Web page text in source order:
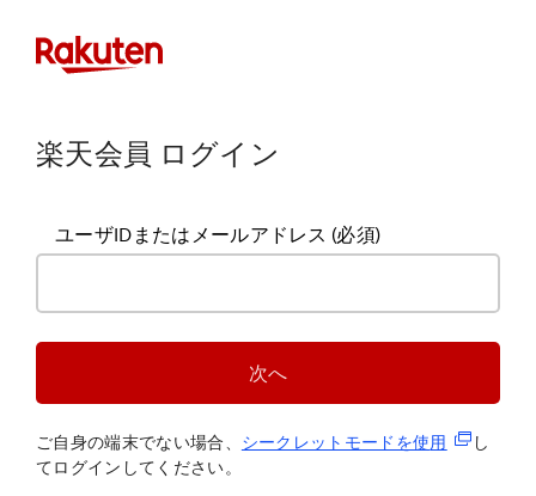
楽天会員 ログイン
ユーザIDまたはメールアドレス (必須)
次へ
ご自身の端末でない場合、 シークレットモードを使用 (新規タブ
し
てログインしてください。